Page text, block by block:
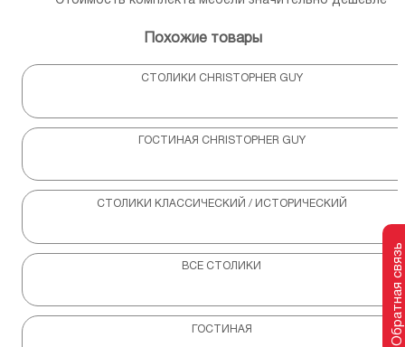
Похожие товары
СТОЛИКИ CHRISTOPHER GUY
ГОСТИНАЯ CHRISTOPHER GUY
СТОЛИКИ КЛАССИЧЕСКИЙ / ИСТОРИЧЕСКИЙ
ВСЕ СТОЛИКИ
ГОСТИНАЯ Обратная связь